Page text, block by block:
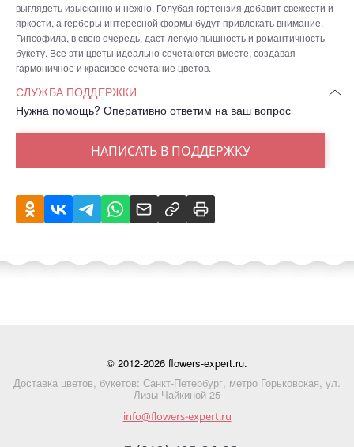
выглядеть изысканно и нежно. Голубая гортензия добавит свежести и
яркости, а герберы интересной формы будут привлекать внимание.
Гипсофила, в свою очередь, даст легкую пышность и романтичность
букету. Все эти цветы идеально сочетаются вместе, создавая
гармоничное и красивое сочетание цветов.
СЛУЖБА ПОДДЕРЖКИ
Нужна помощь? Оперативно ответим на ваш вопрос
НАПИСАТЬ В ПОДДЕРЖКУ
© 2012-2026 flowers-expert.ru.
Доставка цветов, букетов: Санкт-Петербург, метро Горьковская, ул.
Лизы Чайкиной 25
info@flowers-expert.ru